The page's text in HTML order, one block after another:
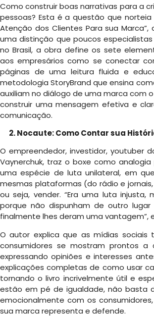
Como construir boas narrativas para a
pessoas? Esta é a questão que norteia
Atenção dos Clientes Para sua Marca”,
uma distinção que poucos
no Brasil, a obra define os sete
aos empresários como se conectar
páginas de uma leitura fluida e
metodologia StoryBrand que ensina
auxiliam no diálogo de uma marca com
construir uma mensagem efetiva e
comunicação.
2. Nocaute: Como Contar sua
O empreendedor, investidor, youtuber
Vaynerchuk, traz o boxe como
uma espécie de luta unilateral, em
mesmas plataformas (do rádio e
ou seja, vender. “Era uma luta
porque não dispunham de outro
finalmente lhes deram uma vantagem”,
O autor explica que as mídias sociais
consumidores se mostram prontos
expressando opiniões e interesses
explicações completas de como usar
tornando o livro incrivelmente útil e
estão em pé de igualdade, não basta
emocionalmente com os
sua marca representa e defende.